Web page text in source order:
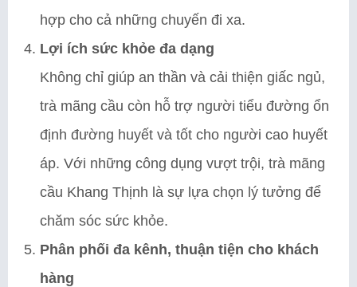
hợp cho cả những chuyến đi xa.
Lợi ích sức khỏe đa dạng
Không chỉ giúp an thần và cải thiện giấc ngủ,
trà mãng cầu còn hỗ trợ người tiểu đường ổn
định đường huyết và tốt cho người cao huyết
áp. Với những công dụng vượt trội, trà mãng
cầu Khang Thịnh là sự lựa chọn lý tưởng để
chăm sóc sức khỏe.
Phân phối đa kênh, thuận tiện cho khách
hàng